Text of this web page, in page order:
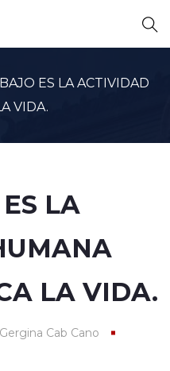
ES LA ACTIVIDAD
VIDA.
LA
LA VIDA.
Gergina Cab Cano